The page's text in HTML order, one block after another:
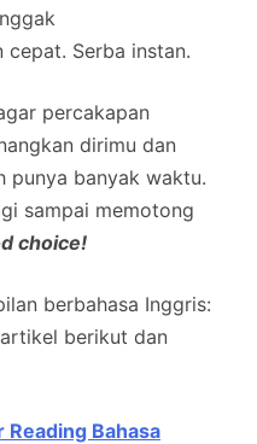
cepat. Serba instan.
percakapan
dirimu dan
punya banyak waktu.
sampai memotong
choice!
berbahasa Inggris:
berikut dan
Reading Bahasa